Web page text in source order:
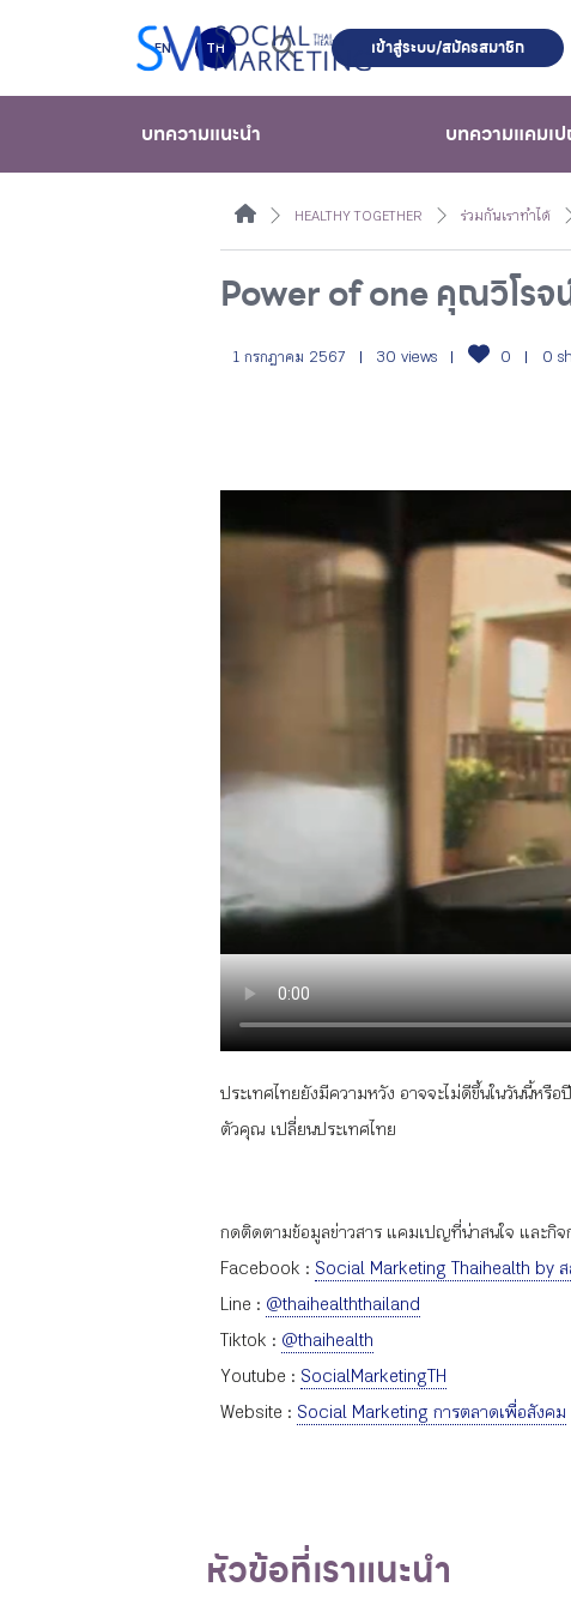
EN TH เข้าสู่ระบบ/สมัครสมาชิก
บทความแนะนำ บทความแคมเ
HEALTHY TOGETHER ร่วมกันเราทำได้
Power of one คุณวิโรจ
1 กรกฎาคม 2567 30 views 0 0
ประเทศไทยยังมีความหวัง อาจจะไม่ดีขึ้นในวันนี้ห
ตัวคุณ เปลี่ยนประเทศไทย
กดติดตามข้อมูลข่าวสาร แคมเปญที่น่าสนใจ และกิ
Facebook : Social Marketing Thaihealth by
Line : @thaihealththailand
Tiktok : @thaihealth
Youtube : SocialMarketingTH
Website : Social Marketing การตลาดเพื่อสังคม
หัวข้อที่เราแนะนำ